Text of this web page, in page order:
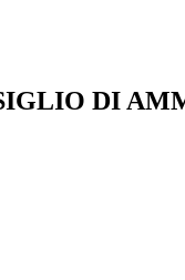
DI